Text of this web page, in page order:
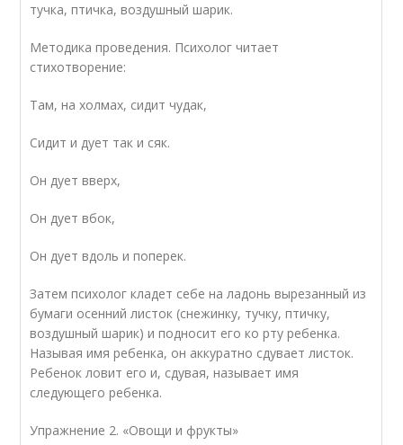
тучка, птичка, воздушный шарик.
Методика проведения. Психолог читает
стихотворение:
Там, на холмах, сидит чудак,
Сидит и дует так и сяк.
Он дует вверх,
Он дует вбок,
Он дует вдоль и поперек.
Затем психолог кладет себе на ладонь вырезанный из
бумаги осенний листок (снежинку, тучку, птичку,
воздушный шарик) и подносит его ко рту ребенка.
Называя имя ребенка, он аккуратно сдувает листок.
Ребенок ловит его и, сдувая, называет имя
следующего ребенка.
Упражнение 2. «Овощи и фрукты»